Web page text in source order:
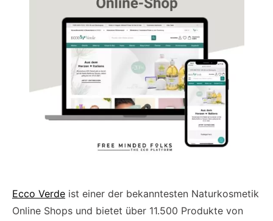
Ecco Verde ist einer der bekanntesten Naturkosmetik
Online Shops und bietet über 11.500 Produkte von